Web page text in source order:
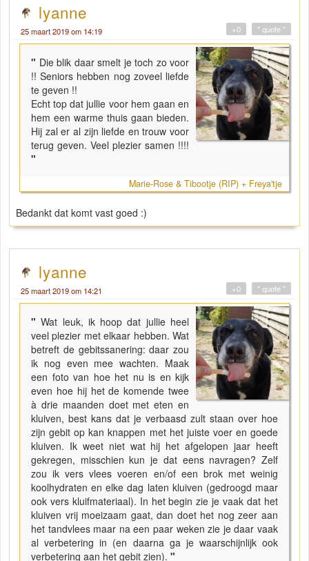
lyanne
25 maart 2019 om 14:19 " quote "
+0
" Die blik daar smelt je toch zo voor
!! Seniors hebben nog zoveel liefde
te geven !!
Echt top dat jullie voor hem gaan en
hem een warme thuis gaan bieden.
Hij zal er al zijn liefde en trouw voor
terug geven. Veel plezier samen !!!!
"
Marie-Rose & Tibootje (RIP) + Freya'tje
Bedankt dat komt vast goed :)
lyanne
25 maart 2019 om 14:21 " quote "
+0
"Wat leuk, ik hoop dat jullie heel
veel plezier met elkaar hebben. Wat
betreft de gebitssanering: daar zou
ik nog even mee wachten. Maak
een foto van hoe het nu is en kijk
even hoe hij het de komende twee
à drie maanden doet met eten en
kluiven, best kans dat je verbaasd zult staan over hoe
zijn gebit op kan knappen met het juiste voer en goede
kluiven. Ik weet niet wat hij het afgelopen jaar heeft
gekregen, misschien kun je dat eens navragen? Zelf
zou ik vers vlees voeren en/of een brok met weinig
koolhydraten en elke dag laten kluiven (gedroogd maar
ook vers kluifmateriaal). In het begin zie je vaak dat het
kluiven vrij moeizaam gaat, dan doet het nog zeer aan
het tandvlees maar na een paar weken zie je daar vaak
al verbetering in (en daarna ga je waarschijnlijk ook
verbetering aan het gebit zien). "